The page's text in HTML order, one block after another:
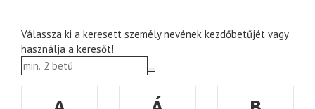
Válassza ki a keresett személy nevének kezdőbetűjét vagy
használja a keresőt!